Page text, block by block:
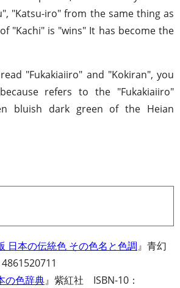
"Katsu-iro" from the same thing as
"Kachi" is "wins" It has become the
"Fukakiaiiro" and "Kokiran", you
refers to the "Fukakiaiiro"
bluish dark green of the Heian
日本の伝統色 その色名と色調』青幻
の色辞典』紫紅社 ISBN-10：